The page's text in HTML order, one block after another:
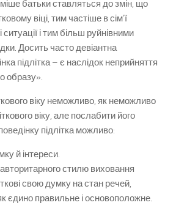
батьки ставляться до змін, що
віці, тим частіше в сім’ї
і тим більш руйнівними
Досить часто девіантна
підлітка – є наслідок неприйняття
образу».
віку неможливо, як неможливо
віку, але послабити його
підлітка можливо:
й інтереси.
стилю виховання
свою думку на стан речей,
єдино правильне і основоположне.